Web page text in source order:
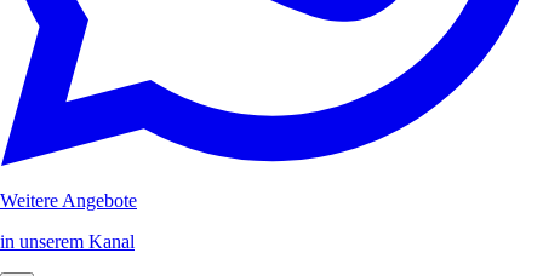
Weitere Angebote
in unserem Kanal